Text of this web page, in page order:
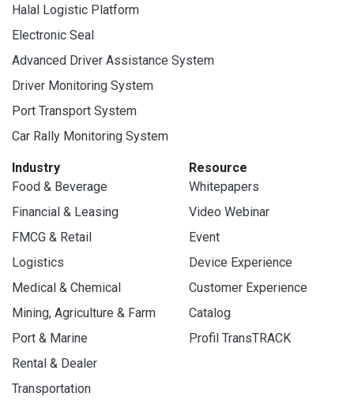
Halal Logistic Platform
Electronic Seal
Advanced Driver Assistance System
Driver Monitoring System
Port Transport System
Car Rally Monitoring System
Industry
Food & Beverage
Financial & Leasing
FMCG & Retail
Logistics
Medical & Chemical
Mining, Agriculture & Farm
Port & Marine
Rental & Dealer
Transportation
Resource
Whitepapers
Video Webinar
Event
Device Experience
Customer Experience
Catalog
Profil TransTRACK